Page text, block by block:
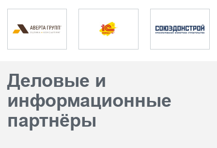
Деловые и
информационные
партнёры